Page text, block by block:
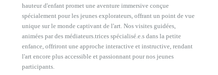
hauteur d'enfant promet une aventure immersive conçue
spécialement pour les jeunes explorateurs, offrant un point de vue
unique sur le monde captivant de l'art. Nos visites guidées,
animées par des médiateurs.trices spécialisé.e.s dans la petite
enfance, offriront une approche interactive et instructive, rendant
l'art encore plus accessible et passionnant pour nos jeunes
participants.